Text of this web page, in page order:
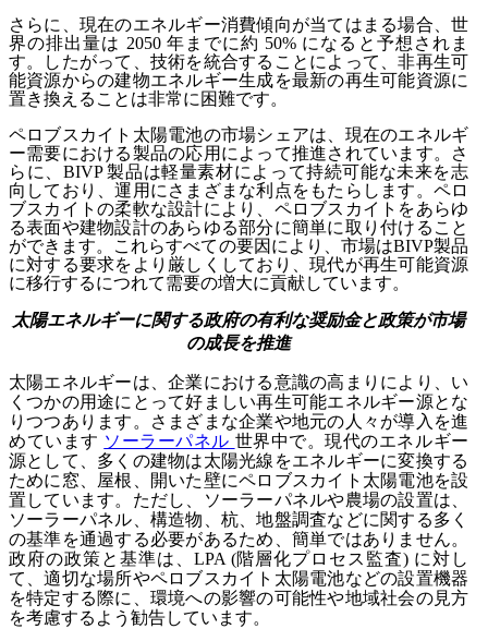
さらに、現在のエネルギー消費傾向が当てはまる場合、世
界の排出量は 2050 年までに約 50% になると予想されま
す。したがって、技術を統合することによって、非再生可
能資源からの建物エネルギー生成を最新の再生可能資源に
置き換えることは非常に困難です。
ペロブスカイト太陽電池の市場シェアは、現在のエネルギ
ー需要における製品の応用によって推進されています。さ
らに、BIVP 製品は軽量素材によって持続可能な未来を志
向しており、運用にさまざまな利点をもたらします。ペロ
ブスカイトの柔軟な設計により、ペロブスカイトをあらゆ
る表面や建物設計のあらゆる部分に簡単に取り付けること
ができます。これらすべての要因により、市場はBIVP製品
に対する要求をより厳しくしており、現代が再生可能資源
に移行するにつれて需要の増大に貢献しています。
太陽エネルギーに関する政府の有利な奨励金と政策が市場
の成長を推進
太陽エネルギーは、企業における意識の高まりにより、い
くつかの用途にとって好ましい再生可能エネルギー源とな
りつつあります。さまざまな企業や地元の人々が導入を進
めています ソーラーパネル 世界中で。現代のエネルギー
源として、多くの建物は太陽光線をエネルギーに変換する
ために窓、屋根、開いた壁にペロブスカイト太陽電池を設
置しています。ただし、ソーラーパネルや農場の設置は、
ソーラーパネル、構造物、杭、地盤調査などに関する多く
の基準を通過する必要があるため、簡単ではありません。
政府の政策と基準は、LPA (階層化プロセス監査) に対し
て、適切な場所やペロブスカイト太陽電池などの設置機器
を特定する際に、環境への影響の可能性や地域社会の見方
を考慮するよう勧告しています。